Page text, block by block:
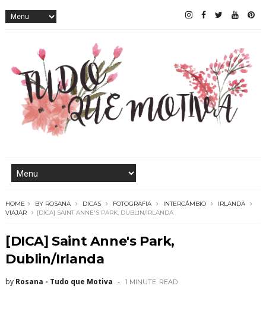
HOME BY ROSANA DICAS FOTOGRAFIA INTERCÂMBIO
IRLANDA
VIAJAR
[DICA] SAINT ANNE'S PARK, DUBLIN/IRLANDA
[DICA] Saint Anne's Park,
Dublin/Irlanda
by Rosana - Tudo que Motiva 1 MINUTE READ